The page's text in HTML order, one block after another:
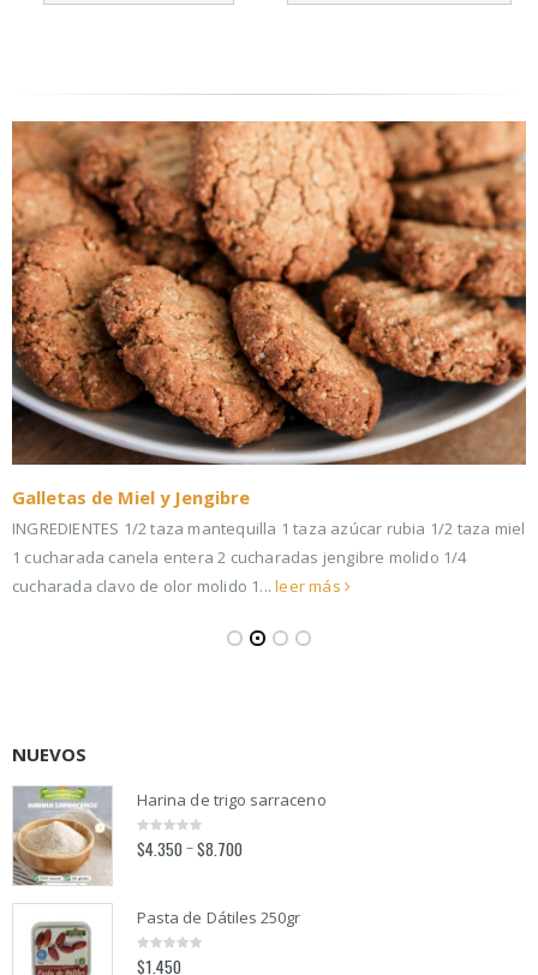
Galletas de Miel y Jengibre
INGREDIENTES 1/2 taza mantequilla 1 taza azúcar rubia 1/2 taza miel
1 cucharada canela entera 2 cucharadas jengibre molido 1/4
cucharada clavo de olor molido 1...leer más
NUEVOS
Harina de trigo sarraceno
0
out
$4.350–$8.700
Pasta de Dátiles 250gr
0
$1.450